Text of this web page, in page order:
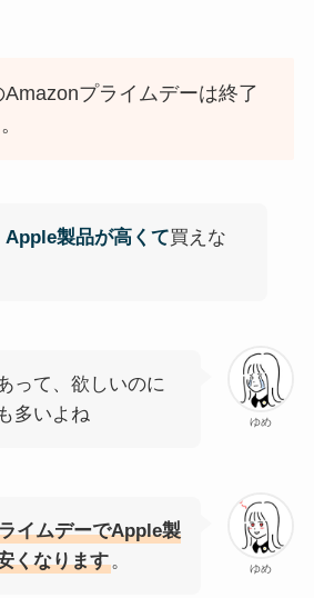
Amazonプライムデーは終了
Apple製品が高くて買えな
ゆめ
って、欲しいのに
多いよね
ゆめ
イムデーでApple製
くなります。